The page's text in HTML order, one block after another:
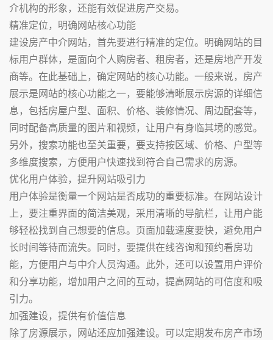
介机构的形象，还能有效促进房产交易。
精准定位，明确网站核心功能
建设房产中介网站，首先要进行精准的定位。明确网站的目
标用户群体，是面向个人购房者、租房者，还是房地产开发
商等。在此基础上，确定网站的核心功能。一般来说，房产
展示是网站的核心功能之一，要能够清晰展示房源的详细信
息，包括房屋户型、面积、价格、装修情况、周边配套等，
同时配备高质量的图片和视频，让用户有身临其境的感觉。
另外，搜索功能也至关重要，要支持按区域、价格、户型等
多维度搜索，方便用户快速找到符合自己需求的房源。
优化用户体验，提升网站吸引力
用户体验是衡量一个网站是否成功的重要标准。在网站设计
上，要注重界面的简洁美观，采用清晰的导航栏，让用户能
够轻松找到自己想要的信息。页面加载速度要快，避免用户
长时间等待而流失。同时，要提供在线咨询和预约看房功
能，方便用户与中介人员沟通。此外，还可以设置用户评价
和分享功能，增加用户之间的互动，提高网站的可信度和吸
引力。
加强建设，提供有价值信息
除了房源展示，网站还应加强建设。可以定期发布房产市场